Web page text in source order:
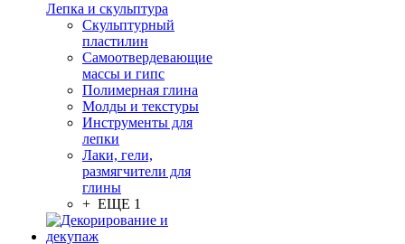
Лепка и скульптура
Скульптурный
пластилин
Самоотвердевающие
массы и гипс
Полимерная глина
Молды и текстуры
Инструменты для
лепки
Лаки, гели,
размягчители для
глины
+ ЕЩЕ 1